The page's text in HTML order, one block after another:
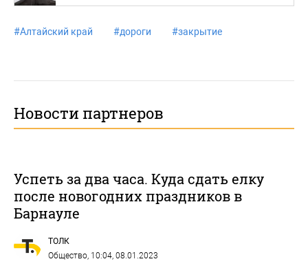
#Алтайский край #дороги #закрытие
Новости партнеров
Успеть за два часа. Куда сдать елку
после новогодних праздников в
Барнауле
ТОЛК
Общество , 10:04, 08.01.2023